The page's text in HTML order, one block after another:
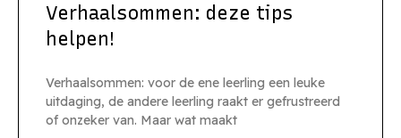
Verhaalsommen: deze tips
helpen!
Verhaalsommen: voor de ene leerling een leuke
uitdaging, de andere leerling raakt er gefrustreerd
of onzeker van. Maar wat maakt